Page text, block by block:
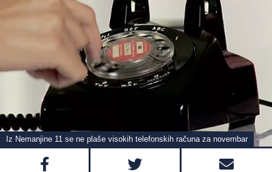
Iz Nemanjine 11 se ne plaše visokih telefonskih računa za novembar